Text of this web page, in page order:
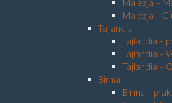
Malezja –
Malezja –
Tajlandia
Tajlandia –
Tajlandia –
Tajlandia –
Birma
Birma –